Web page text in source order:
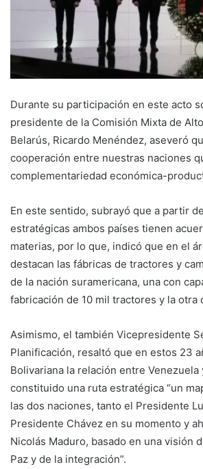
Durante su participación en este acto
presidente de la Comisión Mixta de
Belarús, Ricardo Menéndez, aseveró
cooperación entre nuestras naciones
complementariedad económica-
En este sentido, subrayó que a partir
estratégicas ambos países tienen
materias, por lo que, indicó que en el
destacan las fábricas de tractores y
de la nación suramericana, una con
fabricación de 10 mil tractores y la otra
Asimismo, el también Vicepresidente
Planificación, resaltó que en estos 23
Bolivariana la relación entre Venezuela
constituido una ruta estratégica “un
las dos naciones, tanto el Presidente
Presidente Chávez en su momento y
Nicolás Maduro, basado en una visión
Paz y de la integración”.